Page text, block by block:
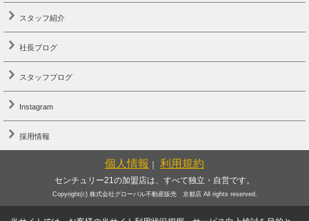
スタッフ紹介
社長ブログ
スタッフブログ
Instagram
採用情報
個人情報 利用規約
センチュリー21の加盟店は、すべて独立・自営です。
Copyright(c) 株式会社グローバル不動産販売 京都店 All rights reserved.